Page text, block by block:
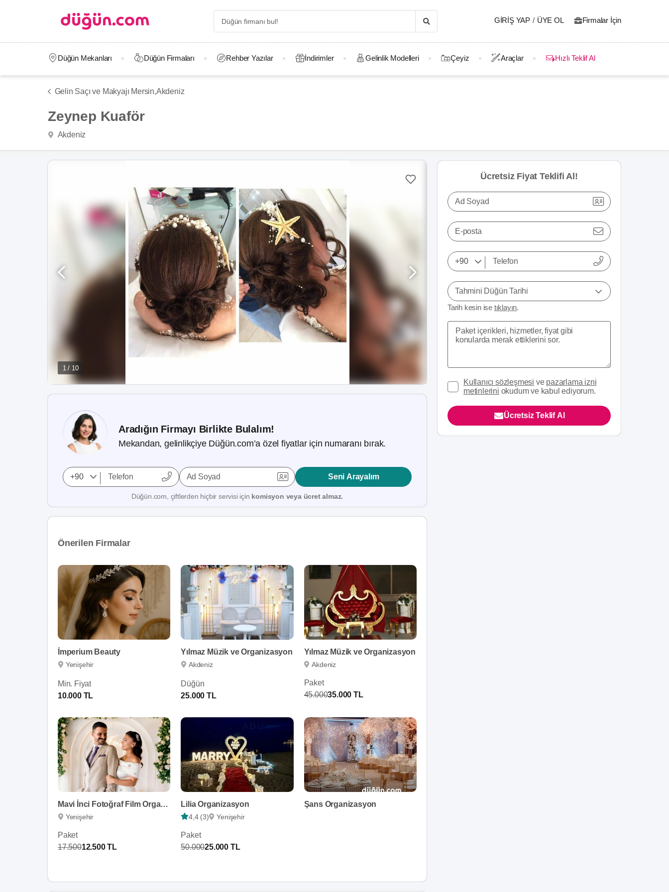
GIRIŞ YAP / ÜYE OL Firmalar İçin
Düğün Mekanları Düğün Firmaları Rehber Yazılar İndirimler Gelinlik Modelleri Çeyiz Araçlar Hızlı Teklif Al
Gelin Saçı ve Makyajı Mersin,Akdeniz
Zeynep Kuaför
Akdeniz
1 / 10
Aradığın Firmayı Birlikte Bulalım!
Mekandan, gelinlikçiye Düğün.com’a özel fiyatlar için numaranı bırak.
Ad Soyad Seni Arayalım
Düğün.com, çiftlerden hiçbir servisi için komisyon veya ücret almaz.
Önerilen Firmalar
İmperium Beauty
Yenişehir
Min. Fiyat
10.000 TL
Yılmaz Müzik ve Organizasyon
Akdeniz
Düğün
25.000 TL
Yılmaz Müzik ve Organizasyon
Akdeniz
Paket
45.00035.000 TL
Mavi İnci Fotoğraf Film Organizasyon
Yenişehir
Paket
17.50012.500 TL
Lilia Organizasyon
4,4 (3) Yenişehir
Paket
50.00025.000 TL
Şans Organizasyon
Ücretsiz Fiyat Teklifi Al!
Ad Soyad
E-posta
Tahmini Düğün Tarihi
Tarih kesin ise tıklayın.
Kullanıcı sözleşmesi ve pazarlama izni
metinlerini okudum ve kabul ediyorum.
Ücretsiz Teklif Al